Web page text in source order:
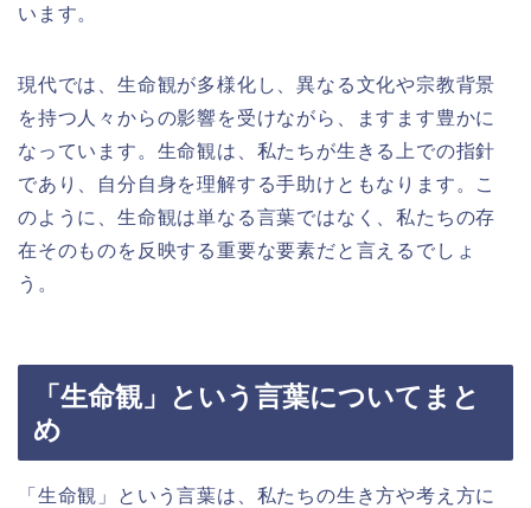
います。
現代では、生命観が多様化し、異なる文化や宗教背景
を持つ人々からの影響を受けながら、ますます豊かに
なっています。生命観は、私たちが生きる上での指針
であり、自分自身を理解する手助けともなります。こ
のように、生命観は単なる言葉ではなく、私たちの存
在そのものを反映する重要な要素だと言えるでしょ
う。
「生命観」という言葉についてまと
め
「生命観」という言葉は、私たちの生き方や考え方に